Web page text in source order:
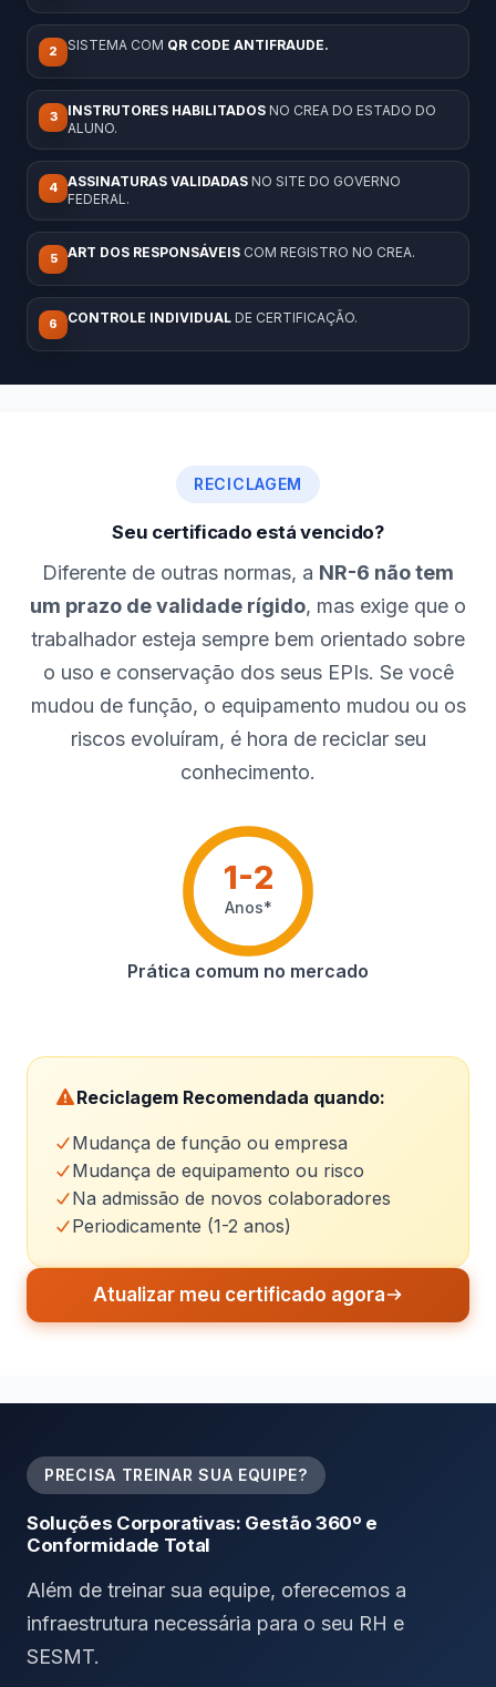
2 SISTEMA COM QR CODE ANTIFRAUDE.
3 INSTRUTORES HABILITADOS NO CREA DO ESTADO DO
ALUNO.
4 ASSINATURAS VALIDADAS NO SITE DO GOVERNO
FEDERAL.
5 ART DOS RESPONSÁVEIS COM REGISTRO NO CREA.
6 CONTROLE INDIVIDUAL DE CERTIFICAÇÃO.
RECICLAGEM
Seu certificado está vencido?
Diferente de outras normas, a NR-6 não tem
um prazo de validade rígido, mas exige que o
trabalhador esteja sempre bem orientado sobre
o uso e conservação dos seus EPIs. Se você
mudou de função, o equipamento mudou ou os
riscos evoluíram, é hora de reciclar seu
conhecimento.
1-2
Anos*
Prática comum no mercado
Reciclagem Recomendada quando:
Mudança de função ou empresa
Mudança de equipamento ou risco
Na admissão de novos colaboradores
Periodicamente (1-2 anos)
Atualizar meu certificado agora
PRECISA TREINAR SUA EQUIPE?
Soluções Corporativas: Gestão 360º e
Conformidade Total
Além de treinar sua equipe, oferecemos a
infraestrutura necessária para o seu RH e
SESMT.